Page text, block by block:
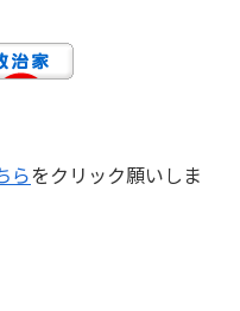
らをクリック願いしま